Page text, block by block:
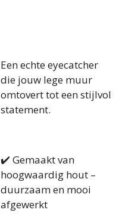
Een echte eyecatcher
die jouw lege muur
omtovert tot een stijlvol
statement.
✔️ Gemaakt van
hoogwaardig hout –
duurzaam en mooi
afgewerkt